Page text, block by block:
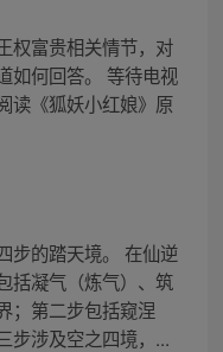
权富贵相关情节，对
如何回答。 等待电视
读《狐妖小红娘》原
步的踏天境。 在仙逆
括凝气（炼气）、筑
；第二步包括窥涅
步涉及空之四境，...